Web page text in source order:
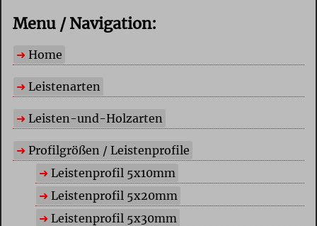
Menu / Navigation:
Home
Leistenarten
Leisten-und-Holzarten
Profilgrößen / Leistenprofile
Leistenprofil 5x10mm
Leistenprofil 5x20mm
Leistenprofil 5x30mm